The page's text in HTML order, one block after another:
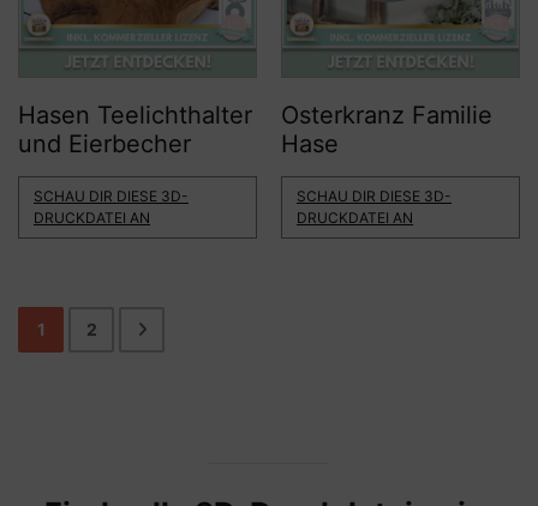
Hasen Teelichthalter
und Eierbecher
SCHAU DIR DIESE 3D-
DRUCKDATEI AN
Osterkranz Familie
Hase
SCHAU DIR DIESE 3D-
DRUCKDATEI AN
1 2